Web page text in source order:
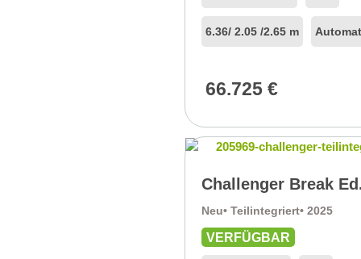
6.36/ 2.05 /2.65 m
66.725 €
Challenger Break
Neu• Teilintegriert• 2025
VERFÜGBAR